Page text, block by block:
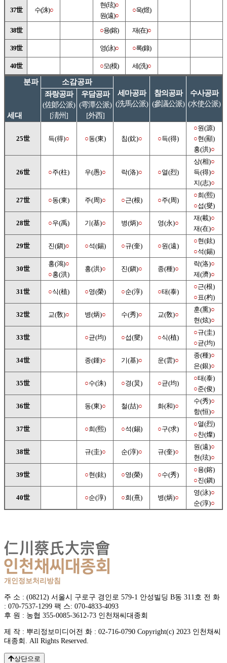
37世 수(洙)○
현(玹)○
원(遠)○
○욱(煜)
38世 ○용(鎔) 재(在)○
39世 영(泳)○ ○록(錄)
40世 ○모(模) 세(洗)○
분파
소감공파
세마공파
(洗馬公派)
참의공파
(參議公派)
수사공파
(水使公派)
좌랑공파
(佐郞公派)
[淸州]
우담공파
(雩潭公派)
[外西]
세대
25世 득(得)○ ○동(東) 침(鈂)○ ○득(得)
○원(源)
○현(顯)
홍(洪)○
26世 ○주(柱) 우(愚)○ 락(洛)○ ○열(烈)
상(相)○
득(得)○
지(志)○
27世 ○동(東) 주(周)○ ○근(根) ○주(周)
○희(熙)
○섭(燮)
28世 ○우(禹) 기(基)○ 병(炳)○ 영(永)○
재(載)○
재(在)○
29世 진(鎭)○ ○석(錫) ○규(奎) ○원(遠)
○현(鉉)
○석(錫)
30世
홍(鴻)○
○홍(洪)
홍(洪)○ 진(鎭)○ 종(種)○
락(洛)○
제(濟)○
31世 ○식(植) ○영(榮) ○순(淳) ○태(泰)
○근(根)
○표(杓)
32世 교(敎)○ 병(炳)○ 수(秀)○ 교(敎)○
훈(熏)○
현(炫)○
33世 ○균(均) ○섭(燮) ○식(植)
○규(圭)
○균(均)
34世 종(鍾)○ 기(基)○ 운(雲)○
종(種)○
은(銀)○
35世 ○수(洙) ○경(炅) ○균(均)
○태(泰)
○준(俊)
36世 동(東)○ 철(喆)○ 화(和)○
수(秀)○
항(恒)○
37世 ○희(熙) ○석(錫) ○구(求)
○열(烈)
○찬(燦)
38世 규(圭)○ 순(淳)○ 규(奎)○
원(遠)○
현(玹)○
39世 ○현(鉉) ○영(榮) ○수(秀)
○용(鎔)
○진(鎭)
40世 ○순(淳) ○희(熹) 병(炳)○
영(泳)○
순(淳)○
개인정보처리방침
주 소 : (08212) 서울시 구로구 경인로 579-1 안성빌딩 B동 311호 전 화
: 070-7537-1299 팩 스: 070-4833-4093
후 원 : 농협 355-0085-3612-73 인천채씨대종회
제 작 : 뿌리정보미디어 전 화 : 02-716-0790 Copyright(c) 2023 인천채씨
대종회. All Rights Reserved.
상단으로